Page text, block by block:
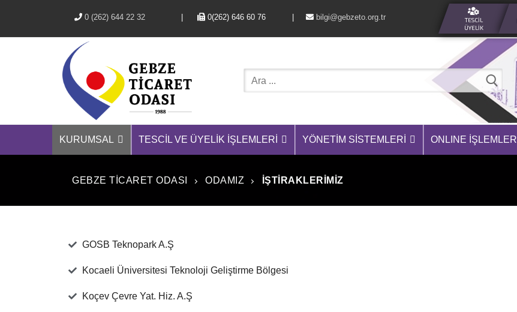
0 (262) 644 22 32 0(262) 646 60 76 | bilgi@gebzeto.org.tr
TESCIL
ÜYELIK
KURUMSAL TESCIL VE ÜYELIK İŞLEMLERI YÖNETIM SISTEMLERI ONLINE İŞLEMLER
GEBZE TICARET ODASI ODAMIZ İŞTIRAKLERIMIZ
GOSB Teknopark A.Ş
Kocaeli Üniversitesi Teknoloji Geliştirme Bölgesi
Koçev Çevre Yat. Hiz. A.Ş